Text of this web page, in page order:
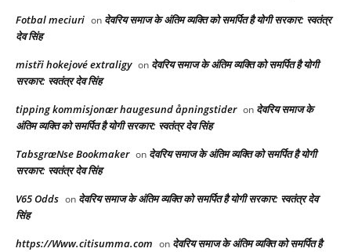
Fotbal meciuri on देवरिय समाज के अंतिम व्यक्ति को समर्पित है योगी सरकार: स्वतंत्र
देव सिंह
mistři hokejové extraligy on देवरिय समाज के अंतिम व्यक्ति को समर्पित है योगी
सरकार: स्वतंत्र देव सिंह
tipping kommisjonær haugesund åpningstider on देवरिय समाज के
अंतिम व्यक्ति को समर्पित है योगी सरकार: स्वतंत्र देव सिंह
TabsgræNse Bookmaker on देवरिय समाज के अंतिम व्यक्ति को समर्पित है योगी
सरकार: स्वतंत्र देव सिंह
V65 Odds on देवरिय समाज के अंतिम व्यक्ति को समर्पित है योगी सरकार: स्वतंत्र देव
सिंह
https://Www.citisumma.com on देवरिय समाज के अंतिम व्यक्ति को समर्पित है